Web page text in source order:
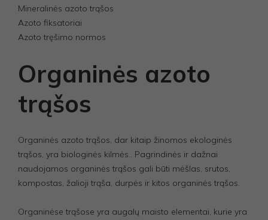
Mineralinės azoto trąšos
Azoto fiksatoriai
Azoto tręšimo normos
Organinės azoto
trąšos
Organinės azoto trąšos, dar kitaip žinomos ekologinės
trąšos, yra biologinės kilmės.. Pagrindinės ir dažnai
naudojamos organinės trąšos gali būti mėšlas, srutos,
kompostas, žalioji trąša, durpės ir kitos organinės trąšos.
Organinėse trąšose yra augalų maisto elementai, kurie yra